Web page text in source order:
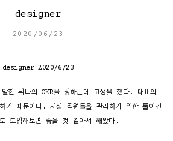
designer
2020/06/23
designer 2020/6/23
한 뒤나의 OKR을 정하는데 고생을 했다. 대표의
기 때문이다. 사실 직원들을 관리하기 위한 툴이긴
도입해보면 좋을 것 같아서 해봤다.